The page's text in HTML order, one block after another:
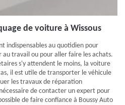
de voiture à Wissous
indispensables au quotidien pour
travail ou pour aller faire les achats.
s'y attendent le moins, la voiture
il est utile de transporter le véhicule
les travaux de réparation
de contacter un expert pour
de faire confiance à Boussy Auto